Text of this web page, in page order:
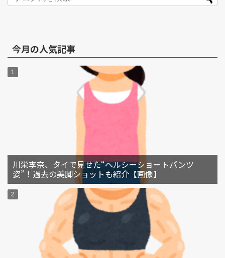
今月の人気記事
川栄李奈、タイで見せた“ヘルシーショートパンツ
姿”！過去の美脚ショットも紹介【画像】